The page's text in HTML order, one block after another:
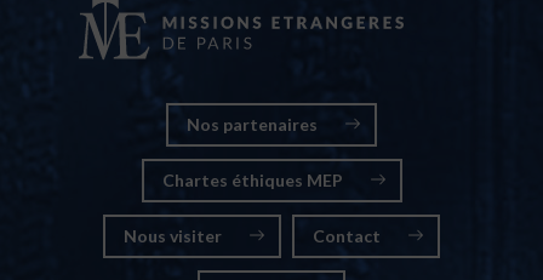
Nos partenaires
Chartes éthiques MEP
Nous visiter Contact